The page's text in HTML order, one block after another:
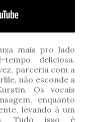
mais pro lado
deliciosa.
parceria com a
não esconde a
Os vocais
enquanto
levando à um
Tudo isso é